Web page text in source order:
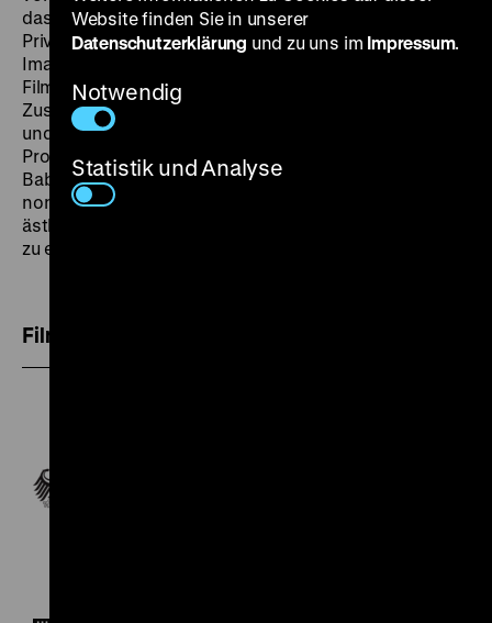
das Porträt bis zum Kompilations- und Archivfilm,
Privat- und Amateurfilme stehen neben Industrie- und
Imagefilmen sowie den an deutschen
Filmhochschulen entstandenen Arbeiten. In enger
Zusammenarbeit mit dem Bundesarchiv-Filmarchiv
und der Deutschen Kinemathek werden die
Programme von Mitgliedern des Vereins CineGraph
Babelsberg kuratiert und eingeführt – mit dem Ziel, das
non-fiktionale Filmschaffen in Deutschland in seiner
ästhetischen Vielfalt und zeithistorischen Bedeutung
zu erfassen.
Filmblätter
Website finden Sie in unserer
Datenschutzerklärung und zu uns im Impressum.
Notwendig
Statistik und Analyse